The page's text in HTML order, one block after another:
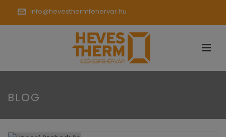
info@hevesthermfehervar.hu
BLOG